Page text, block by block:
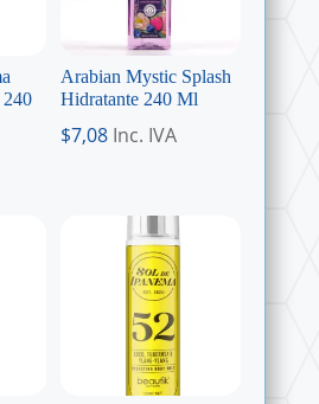
240
Arabian Mystic Splash
Hidratante 240 Ml
$7,08 Inc. IVA